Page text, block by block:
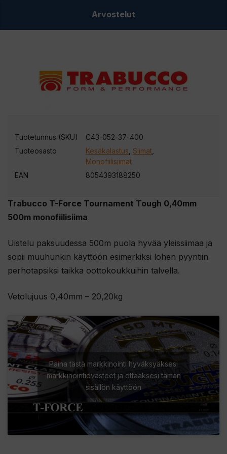
Arvostelut
Trabucco T-Force Tournament Tough 0,40mm
500m monofiilisiima
Uistelu paksuudessa 500m puola hyvää yleissiimaa ja
sopii muuhunkin käyttöön esimerkiksi lohen pyyntiin
perhotapsiksi taikka oottokoukkuihin talvella.
Vetolujuus 0,40mm – 20,20kg
Paina tästä markkinointi hyväksyäksesi
markkinointievästeet ja ottaaksesi tämän
sisällön käyttöön
Tuotetunnus (SKU)
C43-052-37-400
Tuoteosasto
Kesäkalastus Siimat
Monofiilisiimat
EAN
8054393188250